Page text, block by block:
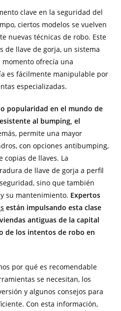
clave en la seguridad del
ciertos modelos se vuelven
nuevas técnicas de robo. Este
de llave de gorja, un sistema
ofrecía una
es fácilmente manipulable por
especializadas.
popularidad en el mundo de
al bumping, el
permite una mayor
con opciones antibumping,
copias de llaves. La
de llave de gorja a perfil
sino que también
su mantenimiento. Expertos
están impulsando esta clase
antiguas de la capital
de los intentos de robo en
por qué es recomendable
se necesitan, los
y algunos consejos para
Con esta información,